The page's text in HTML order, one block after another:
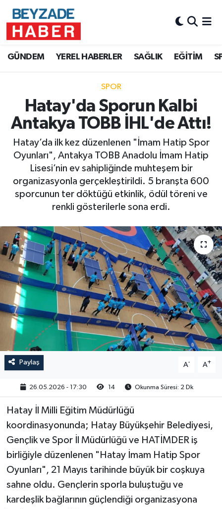
GÜNDEM YEREL HABERLER SAĞLIK EĞİTİM
SPOR
Hatay'da Sporun Kalbi
Antakya TOBB İHL'de Attı!
Hatay’da ilk kez düzenlenen "İmam Hatip Spor
Oyunları", Antakya TOBB Anadolu İmam Hatip
Lisesi’nin ev sahipliğinde muhteşem bir
organizasyonla gerçekleştirildi. 5 branşta 600
sporcunun ter döktüğü etkinlik, ödül töreni ve
renkli gösterilerle sona erdi.
Paylaş A- A+
26.05.2026 - 17:30 14 Okunma Süresi: 2 Dk
Hatay İl Milli Eğitim Müdürlüğü
koordinasyonunda; Hatay Büyükşehir Belediyesi,
Gençlik ve Spor İl Müdürlüğü ve HATİMDER iş
birliğiyle düzenlenen "Hatay İmam Hatip Spor
Oyunları", 21 Mayıs tarihinde büyük bir coşkuya
sahne oldu. Gençlerin sporla buluştuğu ve
kardeşlik bağlarının güçlendiği organizasyona
Hava Durumu
Süper Lig Puan Durumu ve Fikstür
Tüm Manşetler
Son Dakika Haberleri
Haber Arşivi